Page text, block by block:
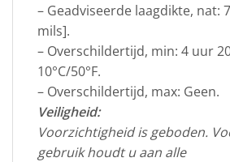
– Geadviseerde laagdikte, nat:
mils].
– Overschildertijd, min: 4 uur
10°C/50°F.
– Overschildertijd, max: Geen.
Veiligheid:
Voorzichtigheid is geboden.
gebruik houdt u aan alle